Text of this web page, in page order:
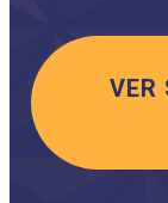
VER